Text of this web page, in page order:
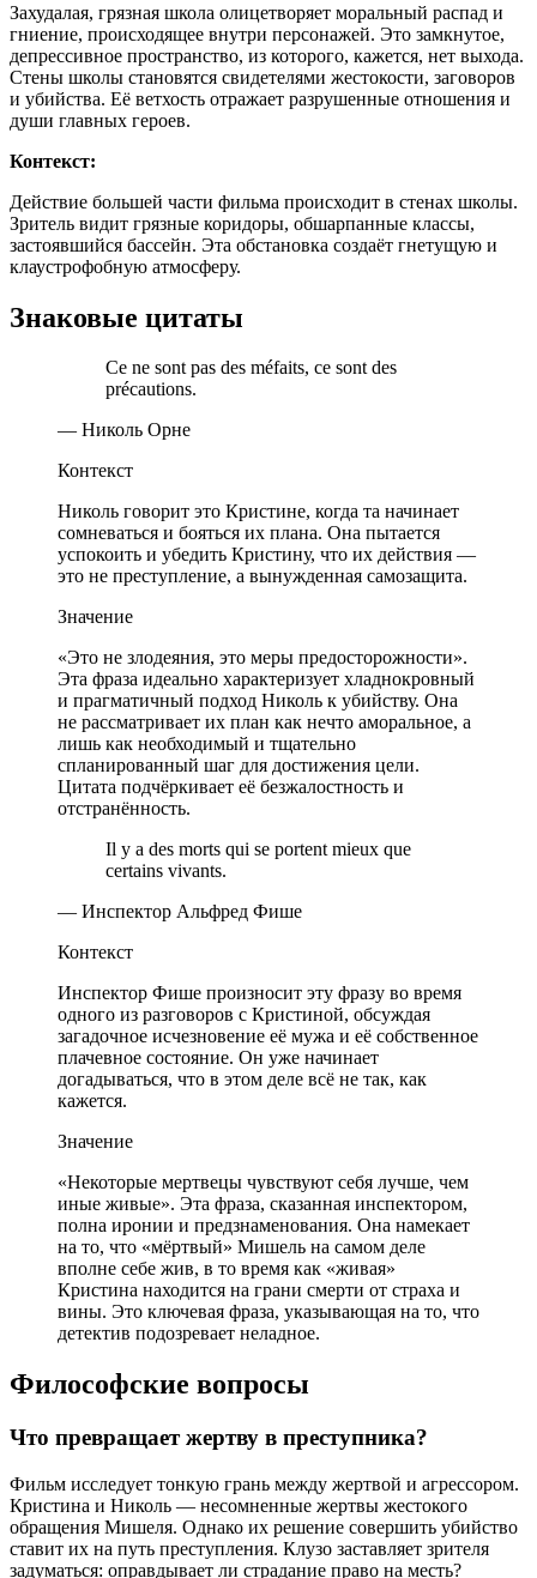
Захудалая, грязная школа олицетворяет моральный распад и
гниение, происходящее внутри персонажей. Это замкнутое,
депрессивное пространство, из которого, кажется, нет выхода.
Стены школы становятся свидетелями жестокости, заговоров
и убийства. Её ветхость отражает разрушенные отношения и
души главных героев.
Контекст:
Действие большей части фильма происходит в стенах школы.
Зритель видит грязные коридоры, обшарпанные классы,
застоявшийся бассейн. Эта обстановка создаёт гнетущую и
клаустрофобную атмосферу.
Знаковые цитаты
Ce ne sont pas des méfaits, ce sont des
précautions.
— Николь Орне
Контекст
Николь говорит это Кристине, когда та начинает
сомневаться и бояться их плана. Она пытается
успокоить и убедить Кристину, что их действия —
это не преступление, а вынужденная самозащита.
Значение
«Это не злодеяния, это меры предосторожности».
Эта фраза идеально характеризует хладнокровный
и прагматичный подход Николь к убийству. Она
не рассматривает их план как нечто аморальное, а
лишь как необходимый и тщательно
спланированный шаг для достижения цели.
Цитата подчёркивает её безжалостность и
отстранённость.
Il y a des morts qui se portent mieux que
certains vivants.
— Инспектор Альфред Фише
Контекст
Инспектор Фише произносит эту фразу во время
одного из разговоров с Кристиной, обсуждая
загадочное исчезновение её мужа и её собственное
плачевное состояние. Он уже начинает
догадываться, что в этом деле всё не так, как
кажется.
Значение
«Некоторые мертвецы чувствуют себя лучше, чем
иные живые». Эта фраза, сказанная инспектором,
полна иронии и предзнаменования. Она намекает
на то, что «мёртвый» Мишель на самом деле
вполне себе жив, в то время как «живая»
Кристина находится на грани смерти от страха и
вины. Это ключевая фраза, указывающая на то, что
детектив подозревает неладное.
Философские вопросы
Что превращает жертву в преступника?
Фильм исследует тонкую грань между жертвой и агрессором.
Кристина и Николь — несомненные жертвы жестокого
обращения Мишеля. Однако их решение совершить убийство
ставит их на путь преступления. Клузо заставляет зрителя
задуматься: оправдывает ли страдание право на месть?